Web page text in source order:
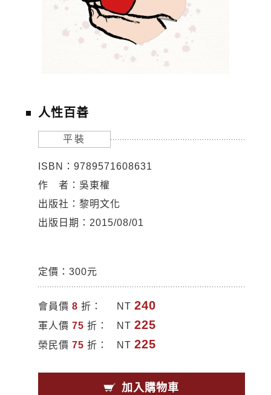
人性百善
平裝
ISBN：9789571608631
作 者：吳東權
出版社：黎明文化
出版日期：2015/08/01
定價：300元
會員價 8 折： NT 240
軍人價 75 折： NT 225
榮民價 75 折： NT 225
加入購物車